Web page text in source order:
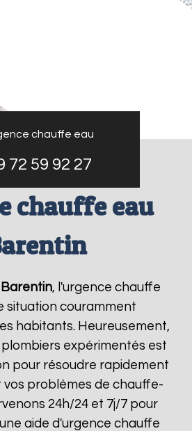
chauffe eau
72 59 92 27
chauffe eau
Barentin, l'urgence chauffe
situation couramment
habitants. Heureusement,
expérimentés est
pour résoudre rapidement
problèmes de chauffe-
24h/24 et 7j/7 pour
aide d'urgence chauffe